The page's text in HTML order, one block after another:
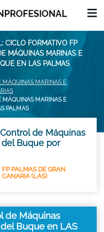
CICLO FORMATIVO FP
MÁQUINAS MARINAS E
EN LAS PALMAS
MÁQUINAS MARINAS E
MÁQUINAS MARINAS E
PALMAS
de Máquinas
Buque por
FP PALMAS DE GRAN
CANARIA (LAS)
de Máquinas
Buque en LAS